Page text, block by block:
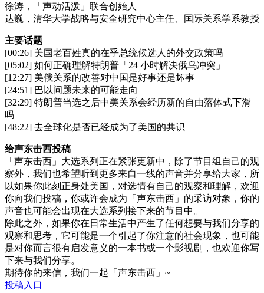
徐涛，「声动活泼」联合创始人
达巍，清华大学战略与安全研究中心主任、国际关系学系教授
主要话题
[00:26] 美国老百姓真的在乎总统候选人的外交政策吗
[05:02] 如何正确理解特朗普「24 小时解决俄乌冲突」
[12:27] 美俄关系的改善对中国是好事还是坏事
[24:51] 巴以问题未来的可能走向
[32:29] 特朗普当选之后中美关系会经历新的自由落体式下滑
吗
[48:22] 去全球化是否已经成为了美国的共识
给声东击西投稿
「声东击西」大选系列正在紧张更新中，除了节目组自己的观
察外，我们也希望听到更多来自一线的声音并分享给大家，所
以如果你此刻正身处美国，对选情有自己的观察和理解，欢迎
你向我们投稿，你或许会成为「声东击西」的采访对象，你的
声音也可能会出现在大选系列接下来的节目中。
除此之外，如果你在日常生活中产生了任何想要与我们分享的
观察和思考，它可能是一个引起了你注意的社会现象，也可能
是对你而言很有启发意义的一本书或一个影视剧，也欢迎你写
下来与我们分享。
期待你的来信，我们一起「声东击西」~
投稿入口